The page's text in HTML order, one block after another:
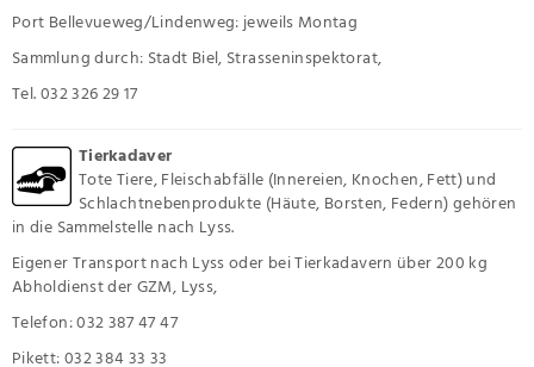
Port Bellevueweg/Lindenweg: jeweils Montag
Sammlung durch: Stadt Biel, Strasseninspektorat,
Tel. 032 326 29 17
Tierkadaver
Tote Tiere, Fleischabfälle (Innereien, Knochen, Fett) und
Schlachtnebenprodukte (Häute, Borsten, Federn) gehören
in die Sammelstelle nach Lyss.
Eigener Transport nach Lyss oder bei Tierkadavern über 200 kg
Abholdienst der GZM, Lyss,
Telefon: 032 387 47 47
Pikett: 032 384 33 33